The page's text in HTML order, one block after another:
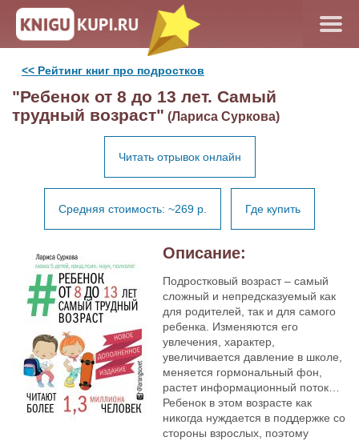
<< Рейтинг книг про подростков
"Ребенок от 8 до 13 лет. Самый
трудный возраст" (Лариса Суркова)
Читать отрывок онлайн
Средняя стоимость: ~269 р. Где купить
Описание:
Подростковый возраст – самый
сложный и непредсказуемый как
для родителей, так и для самого
ребенка. Изменяются его
увлечения, характер,
увеличивается давление в школе,
меняется гормональный фон,
растет информационный поток…
Ребенок в этом возрасте как
никогда нуждается в поддержке со
стороны взрослых, поэтому